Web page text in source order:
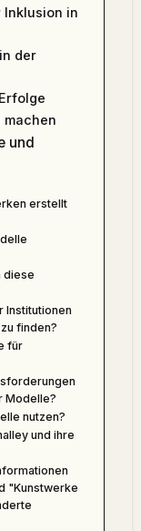
in
der
und
erstellt
diese
Institutionen
finden?
für
Modelle?
nutzen?
und ihre
"Kunstwerke